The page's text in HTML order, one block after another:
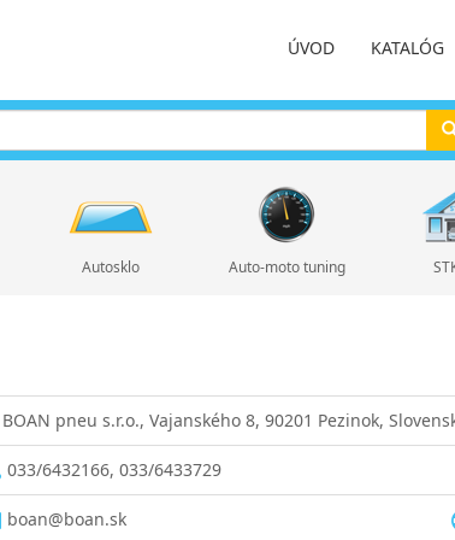
ÚVOD KATALÓG
Autosklo Auto-moto tuning
BOAN pneu s.r.o., Vajanského 8, 90201 Pezinok,
033/6432166, 033/6433729
boan@boan.sk